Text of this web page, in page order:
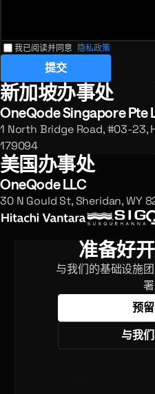
我已阅读并同意 隐私政策
提交
注册办事处及垂询
新加坡办事处
OneQode Singapore Pte
1 North Bridge Road, #03-23,
179094
美国办事处
OneQode LLC
30 N Gould St, Sheridan, WY
准备好
与我们的基础设施
署
预
与我